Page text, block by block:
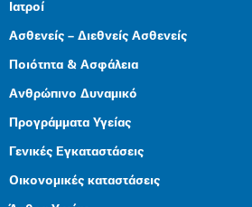
Ιατροί
Ασθενείς – Διεθνείς Ασθενείς
Ποιότητα & Ασφάλεια
Ανθρώπινο Δυναμικό
Προγράμματα Υγείας
Γενικές Εγκαταστάσεις
Οικονομικές καταστάσεις